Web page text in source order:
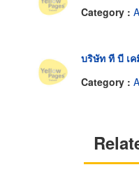
Category :
บริษัท ที บี เ
Category :